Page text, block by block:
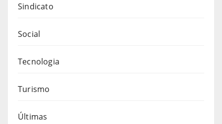
Sindicato
Social
Tecnologia
Turismo
Últimas